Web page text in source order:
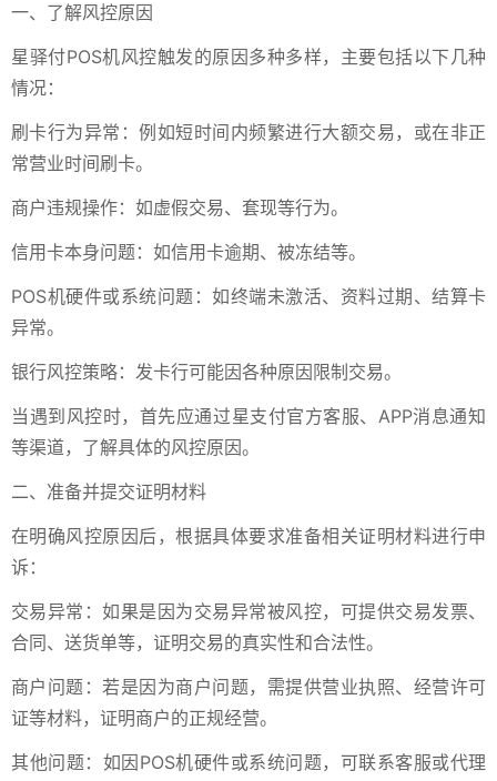
一、了解风控原因
星驿付POS机风控触发的原因多种多样，主要包括以下几种
情况：
刷卡行为异常：例如短时间内频繁进行大额交易，或在非正
常营业时间刷卡。
商户违规操作：如虚假交易、套现等行为。
信用卡本身问题：如信用卡逾期、被冻结等。
POS机硬件或系统问题：如终端未激活、资料过期、结算卡
异常。
银行风控策略：发卡行可能因各种原因限制交易。
当遇到风控时，首先应通过星支付官方客服、APP消息通知
等渠道，了解具体的风控原因。
二、准备并提交证明材料
在明确风控原因后，根据具体要求准备相关证明材料进行申
诉：
交易异常：如果是因为交易异常被风控，可提供交易发票、
合同、送货单等，证明交易的真实性和合法性。
商户问题：若是因为商户问题，需提供营业执照、经营许可
证等材料，证明商户的正规经营。
其他问题：如因POS机硬件或系统问题，可联系客服或代理